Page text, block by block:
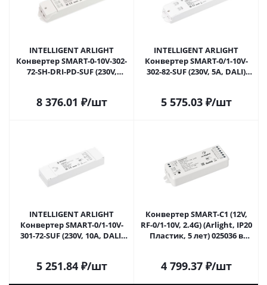
INTELLIGENT ARLIGHT
Конвертер SMART-0-10V-302-
72-SH-DRI-PD-SUF (230V,
038156 в Саратове
8 376.01 ₽/шт
INTELLIGENT ARLIGHT
Конвертер SMART-0/1-10V-
302-82-SUF (230V, 5A, DALI)
5 575.03₽/шт
INTELLIGENT ARLIGHT
Конвертер SMART-0/1-10V-
301-72-SUF (230V, 10A, DALI)
5 251.84₽/шт
Конвертер SMART-C1 (12V,
RF-0/1-10V, 2.4G) (Arlight, IP20
Пластик, 5 лет) 025036 в
4 799.37₽/шт